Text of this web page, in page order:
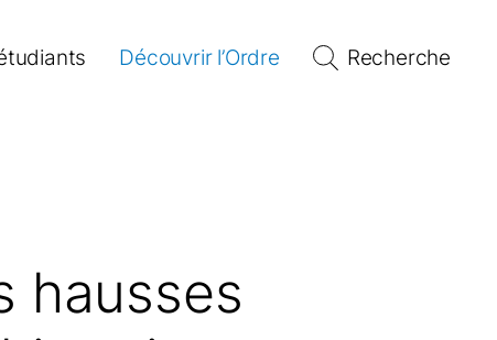
Découvrir l’Ordre Recherche
hausses